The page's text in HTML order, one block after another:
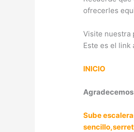
ofrecerles
Visite nuestra
Este es el link
INICIO
Agradecemos
Sube
sencillo,